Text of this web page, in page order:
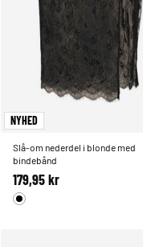
NYHED
Slå-om nederdel i blonde med
bindebånd
179,95 kr